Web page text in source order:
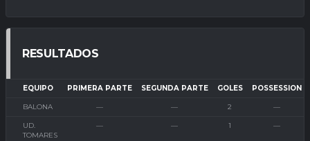
RESULTADOS
EQUIPO PRIMERA PARTE SEGUNDA PARTE GOLES POSSESSION
BALONA — — 2 —
UD.
TOMARES
— — 1 —